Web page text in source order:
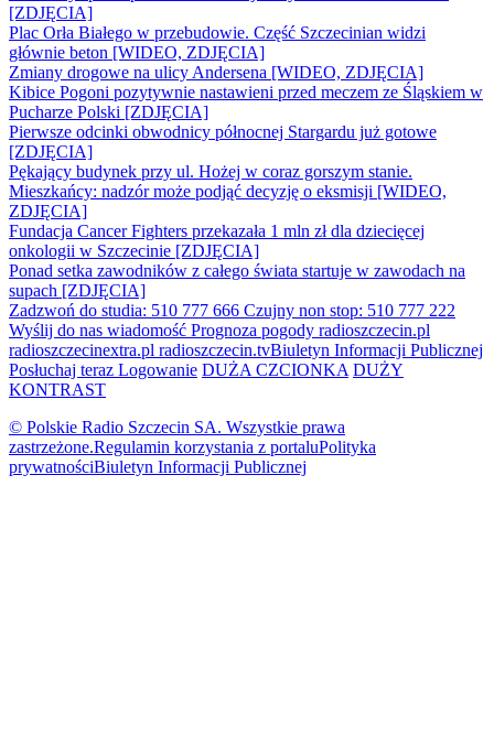
[ZDJĘCIA]
Plac Orła Białego w przebudowie. Część Szczecinian widzi
głównie beton [WIDEO, ZDJĘCIA]
Zmiany drogowe na ulicy Andersena [WIDEO, ZDJĘCIA]
Kibice Pogoni pozytywnie nastawieni przed meczem ze Śląskiem w
Pucharze Polski [ZDJĘCIA]
Pierwsze odcinki obwodnicy północnej Stargardu już gotowe
[ZDJĘCIA]
Pękający budynek przy ul. Hożej w coraz gorszym stanie.
Mieszkańcy: nadzór może podjąć decyzję o eksmisji [WIDEO,
ZDJĘCIA]
Fundacja Cancer Fighters przekazała 1 mln zł dla dziecięcej
onkologii w Szczecinie [ZDJĘCIA]
Ponad setka zawodników z całego świata startuje w zawodach na
supach [ZDJĘCIA]
Zadzwoń do studia: 510 777 666 Czujny non stop: 510 777 222
Wyślij do nas wiadomość Prognoza pogody radioszczecin.pl
radioszczecinextra.pl radioszczecin.tvBiuletyn Informacji Publicznej
Posłuchaj teraz Logowanie DUŻA CZCIONKA DUŻY
KONTRAST
© Polskie Radio Szczecin SA. Wszystkie prawa
zastrzeżone.Regulamin korzystania z portaluPolityka
prywatnościBiuletyn Informacji Publicznej